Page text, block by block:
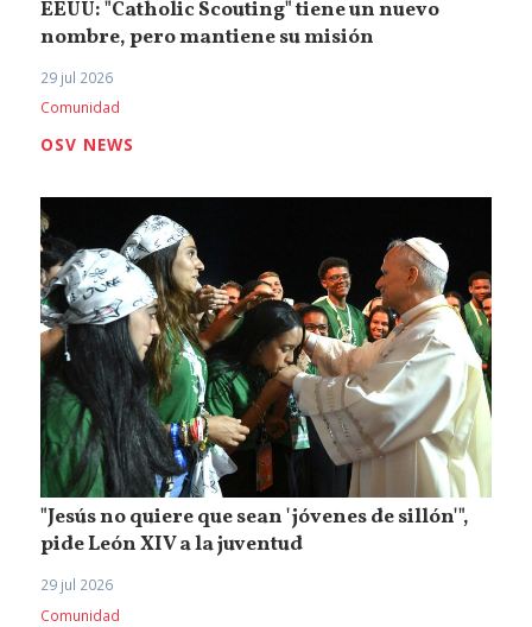
EEUU: "Catholic Scouting" tiene un nuevo
nombre, pero mantiene su misión
29 jul 2026
Comunidad
OSV NEWS
"Jesús no quiere que sean 'jóvenes de sillón'",
pide León XIV a la juventud
29 jul 2026
Comunidad